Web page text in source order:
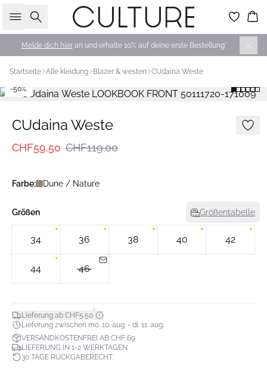
Suche
Melde dich hieran und erhalte 10% auf deine erste Bestellung*
Startseite Alle kleidung Blazer & westen CUdaina Weste
-50%
CUdaina Weste
CHF59.50 CHF119.00
Farbe: Dune / Nature
Größen Größentabelle
34 36 38 40 42
44 46
Lieferung ab CHF5.50*
Lieferung zwischen mo. 10. aug. - di. 11. aug.
VERSANDKOSTENFREI AB CHF 69
LIEFERUNG IN 1-2 WERKTAGEN
30 TAGE RÜCKGABERECHT